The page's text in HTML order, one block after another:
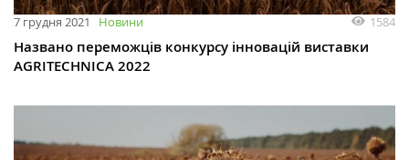
7 грудня 2021 Новини 1584
Названо переможців конкурсу інновацій виставки
AGRITECHNICA 2022